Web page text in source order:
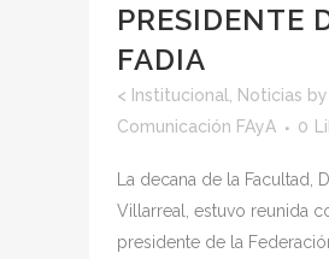
PRESIDENTE
FADIA
< Institucional Noticias by
Comunicación FAyA
0
La decana de la Facultad,
Villarreal, estuvo reunida
presidente de la